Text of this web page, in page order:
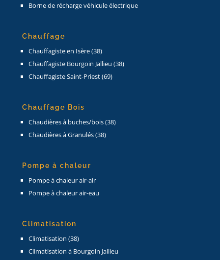
Borne de récharge véhicule électrique
Chauffage
Chauffagiste en Isère (38)
Chauffagiste Bourgoin Jallieu (38)
Chauffagiste Saint-Priest (69)
Chauffage Bois
Chaudières à buches/bois (38)
Chaudières à Granulés (38)
Pompe à chaleur
Pompe à chaleur air-air
Pompe à chaleur air-eau
Climatisation
Climatisation (38)
Climatisation à Bourgoin Jallieu